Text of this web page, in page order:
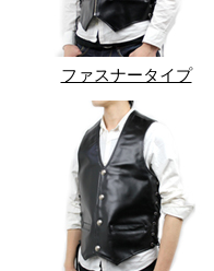
ファスナータイプ